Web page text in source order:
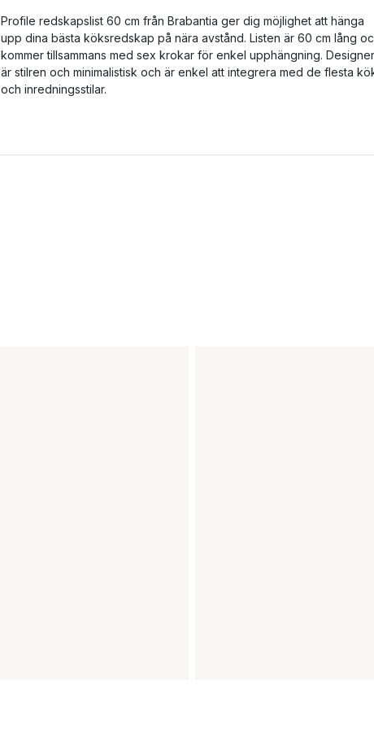
Profile redskapslist 60 cm från Brabantia ger dig möjlighet att hänga
upp dina bästa köksredskap på nära avstånd. Listen är 60 cm lång
kommer tillsammans med sex krokar för enkel upphängning.
är stilren och minimalistisk och är enkel att integrera med de flesta
och inredningsstilar.